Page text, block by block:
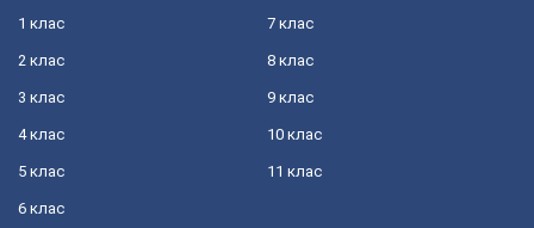
1 клас
2 клас
3 клас
4 клас
5 клас
6 клас
7 клас
8 клас
9 клас
10 клас
11 клас